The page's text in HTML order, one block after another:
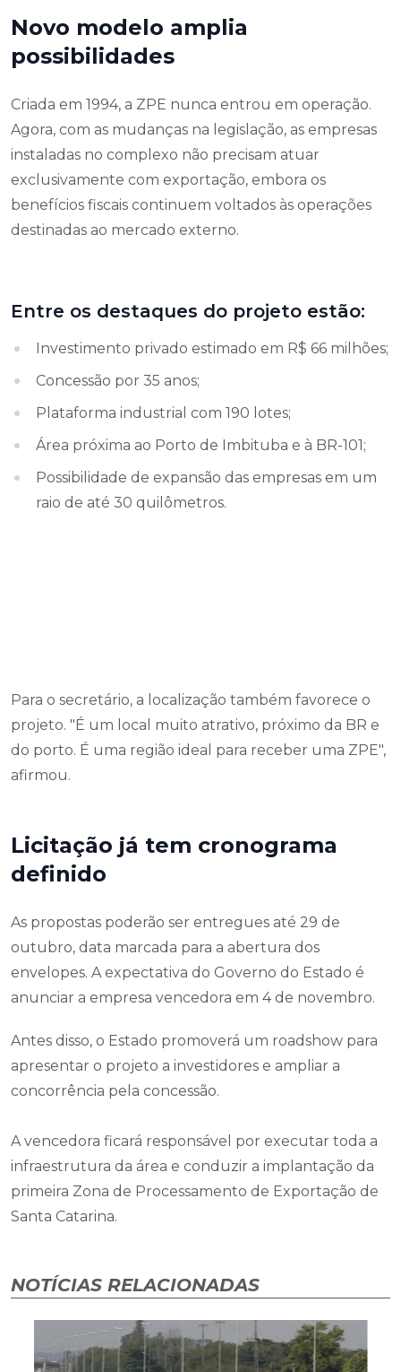
Novo modelo amplia
possibilidades
Criada em 1994, a ZPE nunca entrou em operação.
Agora, com as mudanças na legislação, as empresas
instaladas no complexo não precisam atuar
exclusivamente com exportação, embora os
benefícios fiscais continuem voltados às operações
destinadas ao mercado externo.
Entre os destaques do projeto estão:
Investimento privado estimado em R$ 66 milhões;
Concessão por 35 anos;
Plataforma industrial com 190 lotes;
Área próxima ao Porto de Imbituba e à BR-101;
Possibilidade de expansão das empresas em um
raio de até 30 quilômetros.
Para o secretário, a localização também favorece o
projeto. "É um local muito atrativo, próximo da BR e
do porto. É uma região ideal para receber uma ZPE",
afirmou.
Licitação já tem cronograma
definido
As propostas poderão ser entregues até 29 de
outubro, data marcada para a abertura dos
envelopes. A expectativa do Governo do Estado é
anunciar a empresa vencedora em 4 de novembro.
Antes disso, o Estado promoverá um roadshow para
apresentar o projeto a investidores e ampliar a
concorrência pela concessão.
A vencedora ficará responsável por executar toda a
infraestrutura da área e conduzir a implantação da
primeira Zona de Processamento de Exportação de
Santa Catarina.
NOTÍCIAS RELACIONADAS